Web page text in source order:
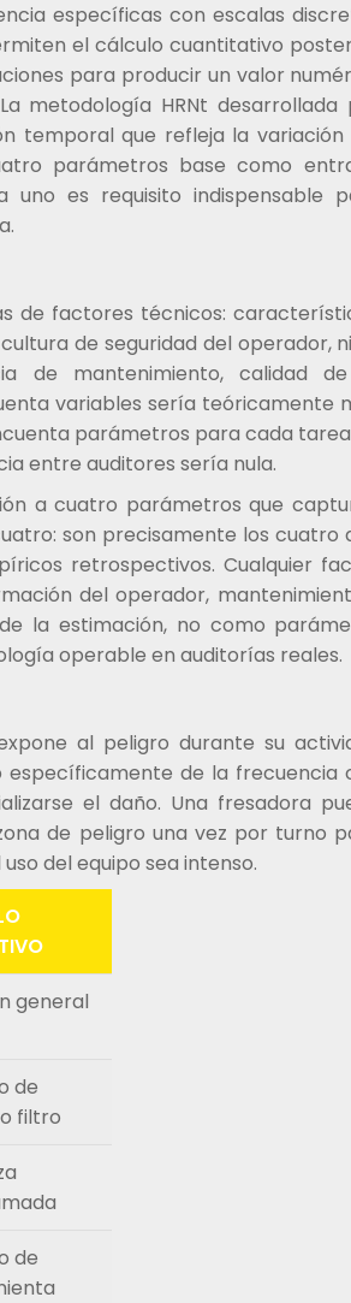
específicas con escalas
el cálculo cuantitativo
para producir un valor
metodología HRNt desarrollada
temporal que refleja la variación
parámetros base como
es requisito indispensable
de factores técnicos:
de seguridad del operador,
de mantenimiento, calidad
variables sería teóricamente
parámetros para cada
entre auditores sería nula.
a cuatro parámetros que
son precisamente los cuatro
retrospectivos. Cualquier
del operador,
la estimación, no como
operable en auditorías reales.
al peligro durante su
de la frecuencia
el daño. Una fresadora
de peligro una vez por turno
del equipo sea intenso.
general
de
filtro
de